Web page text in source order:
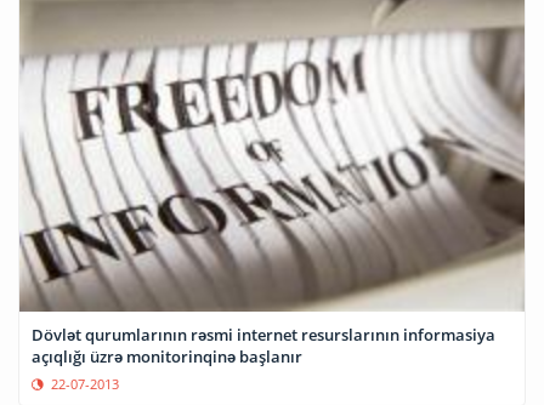
Dövlət qurumlarının rəsmi internet resurslarının informasiya
açıqlığı üzrə monitorinqinə başlanır
22-07-2013